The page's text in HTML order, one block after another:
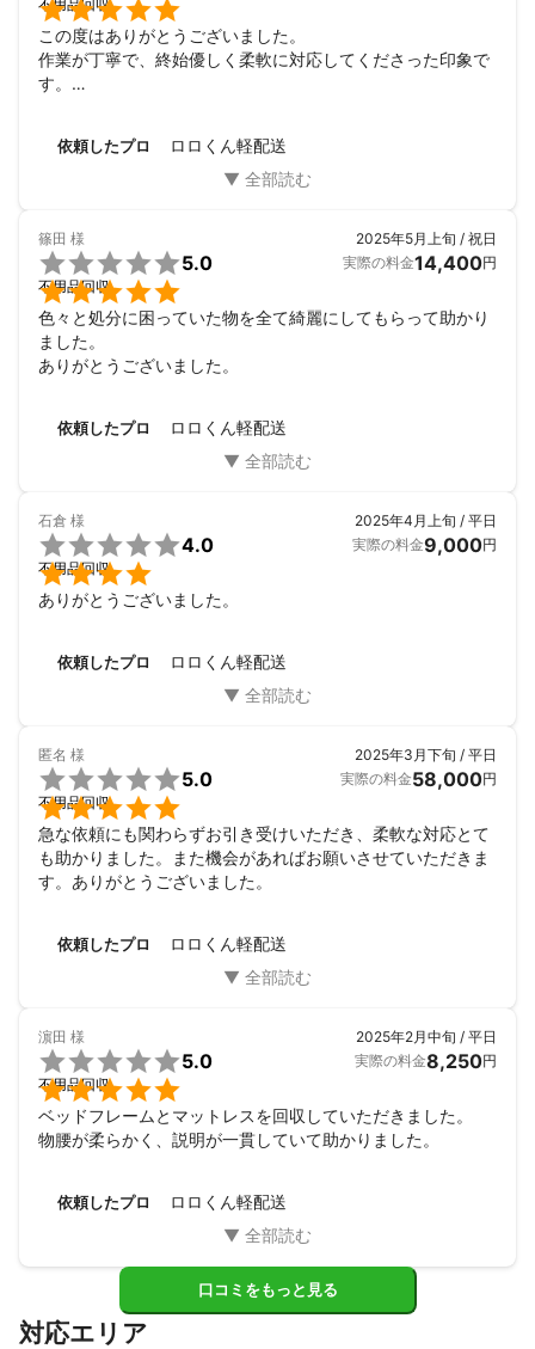

不用品回収
この度はありがとうございました。
作業が丁寧で、終始優しく柔軟に対応してくださった印象で
す。
依頼したプロ ロロくん軽配送
篠田 様


5.0
不用品回収
2025年5月上旬 / 祝日
実際の料金14,400円
色々と処分に困っていた物を全て綺麗にしてもらって助かり
ました。
ありがとうございました。
依頼したプロ ロロくん軽配送
石倉 様


4.0
不用品回収
2025年4月上旬 / 平日
実際の料金9,000円
ありがとうございました。
依頼したプロ ロロくん軽配送
匿名 様


5.0
不用品回収
2025年3月下旬 / 平日
実際の料金58,000円
急な依頼にも関わらずお引き受けいただき、柔軟な対応とて
も助かりました。また機会があればお願いさせていただきま
す。ありがとうございました。
依頼したプロ ロロくん軽配送
濵田 様


5.0
不用品回収
2025年2月中旬 / 平日
実際の料金8,250円
ベッドフレームとマットレスを回収していただきました。
物腰が柔らかく、説明が一貫していて助かりました。
依頼したプロ ロロくん軽配送
口コミをもっと見る
対応エリア